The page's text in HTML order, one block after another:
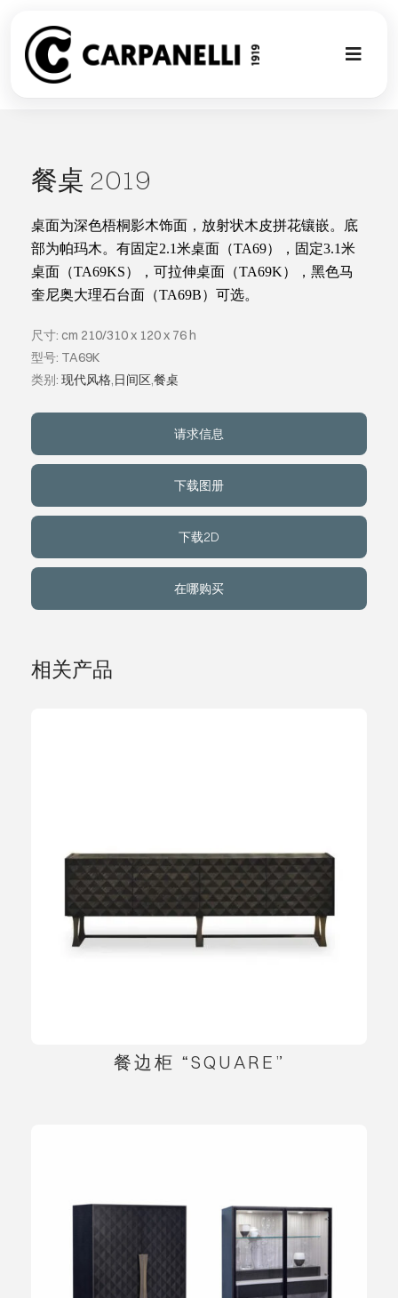
content
Toggle
现代风格
古典风格
关于我们
联系方式
语言
餐桌 2019
桌面为深色梧桐影木饰面，放射状木皮拼花镶嵌。底
部为帕玛木。有固定2.1米桌面（TA69），固定3.1米
桌面（TA69KS），可拉伸桌面（TA69K），黑色马
奎尼奥大理石台面（TA69B）可选。
尺寸: cm 210/310 x 120 x 76 h
型号: TA69K
类别: 现代风格,日间区,餐桌
请求信息
下载图册
下载2D
在哪购买
相关产品
餐边柜 “SQUARE”